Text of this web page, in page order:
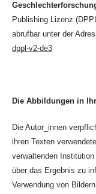
Publishing Lizenz
abrufbar unter der
dppl-v2-de3
Die Abbildungen in
Die Autor_innen
ihren Texten
verwaltenden
über das Ergebnis zu
Verwendung von